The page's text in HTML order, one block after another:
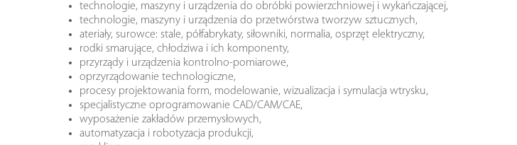
technologie, maszyny i urządzenia do obróbki powierzchniowej i wykańczającej,
technologie, maszyny i urządzenia do przetwórstwa tworzyw sztucznych,
ateriały, surowce: stale, półfabrykaty, siłowniki, normalia, osprzęt elektryczny,
rodki smarujące, chłodziwa i ich komponenty,
przyrządy i urządzenia kontrolno-pomiarowe,
oprzyrządowanie technologiczne,
procesy projektowania form, modelowanie, wizualizacja i symulacja wtrysku,
specjalistyczne oprogramowanie CAD/CAM/CAE,
wyposażenie zakładów przemysłowych,
automatyzacja i robotyzacja produkcji,